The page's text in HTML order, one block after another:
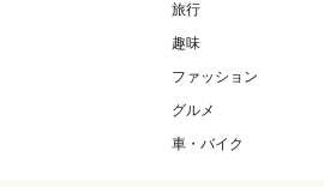
旅行
趣味
ファッション
グルメ
車・バイク